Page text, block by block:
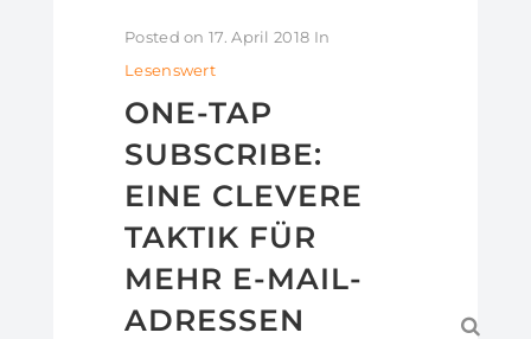
Posted on 17. April 2018 In
Lesenswert
ONE-TAP
SUBSCRIBE:
EINE CLEVERE
TAKTIK FÜR
MEHR E-MAIL-
ADRESSEN